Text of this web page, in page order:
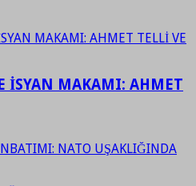
İSYAN MAKAMI: AHMET